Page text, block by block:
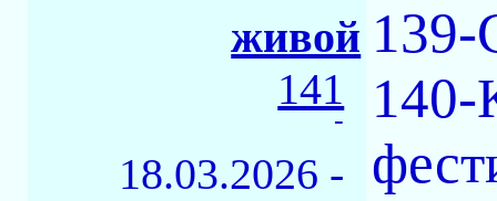
живой
141
-
18.03.2026 -
139-
140-